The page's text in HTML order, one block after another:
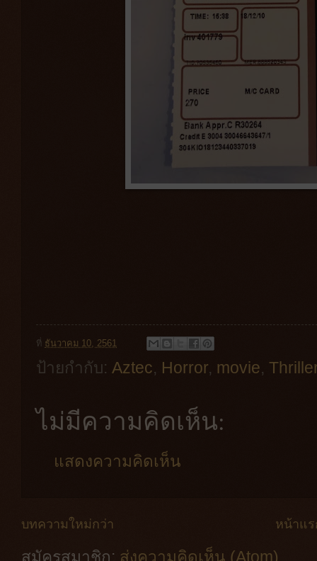
ที่ ธันวาคม 10, 2561
ป้ายกำกับ: Aztec, Horror, movie,
ไม่มีความคิดเห็น:
แสดงความคิดเห็น
บทความใหม่กว่า หน้าแร
สมัครสมาชิก: ส่งความคิดเห็น (Atom)